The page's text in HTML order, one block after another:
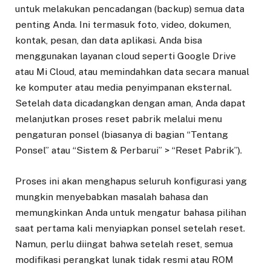
untuk melakukan pencadangan (backup) semua data
penting Anda. Ini termasuk foto, video, dokumen,
kontak, pesan, dan data aplikasi. Anda bisa
menggunakan layanan cloud seperti Google Drive
atau Mi Cloud, atau memindahkan data secara manual
ke komputer atau media penyimpanan eksternal.
Setelah data dicadangkan dengan aman, Anda dapat
melanjutkan proses reset pabrik melalui menu
pengaturan ponsel (biasanya di bagian “Tentang
Ponsel” atau “Sistem & Perbarui” > “Reset Pabrik”).
Proses ini akan menghapus seluruh konfigurasi yang
mungkin menyebabkan masalah bahasa dan
memungkinkan Anda untuk mengatur bahasa pilihan
saat pertama kali menyiapkan ponsel setelah reset.
Namun, perlu diingat bahwa setelah reset, semua
modifikasi perangkat lunak tidak resmi atau ROM